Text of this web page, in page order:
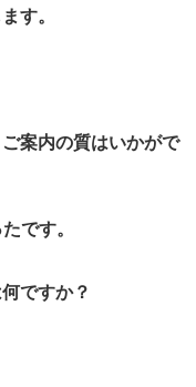
す。
案内の質はいかがで
です。
ですか？